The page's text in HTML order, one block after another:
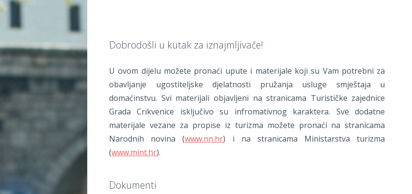
Dobrodošli u kutak za iznajmljivače!
U ovom dijelu možete pronaći upute i materijale koji su Vam potrebni za
obavljanje ugostiteljske djelatnosti pružanja usluge smještaja u
domaćinstvu. Svi materijali objavljeni na stranicama Turističke zajednice
Grada Crikvenice isključivo su infromativnog karaktera. Sve dodatne
materijale vezane za propise iz turizma možete pronaći na stranicama
Narodnih novina (www.nn.hr) i na stranicama Ministarstva turizma
(www.mint.hr).
Dokumenti